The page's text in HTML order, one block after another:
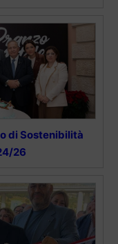
di Sostenibilità
26